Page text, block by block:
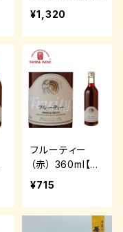
波ワイン】
¥1,320
フルーティー
（赤） 360ml【丹
波ワイン】
¥715